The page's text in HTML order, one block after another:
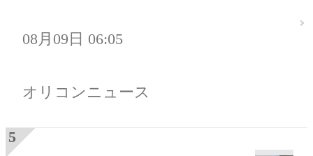
08月09日 06:05
オリコンニュース